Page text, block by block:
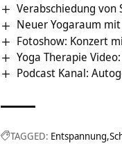
Verabschiedung von
Neuer Yogaraum
Fotoshow: Konzert
Yoga Therapie
Podcast Kanal:
TAGGED: Entspannung